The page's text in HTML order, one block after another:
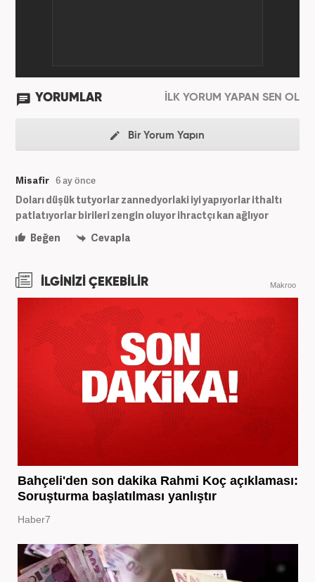
YORUMLAR İLK YORUM YAPAN SEN OL
Bir Yorum Yapın
Misafir 6 ay önce
Doları düşük tutyorlar zannedyorlaki iyi yapıyorlar ithaltı
patlatıyorlar birileri zengin oluyor ihractçı kan ağlıyor
Beğen
Cevapla
İLGİNİZİ ÇEKEBİLİR Makroo
Bahçeli'den son dakika Rahmi Koç açıklaması:
Soruşturma başlatılması yanlıştır
Haber7